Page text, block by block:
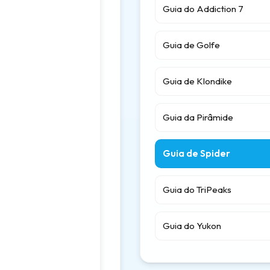
Guia do Addiction 7
Guia de Golfe
Guia de Klondike
Guia da Pirâmide
Guia de Spider
Guia do TriPeaks
Guia do Yukon